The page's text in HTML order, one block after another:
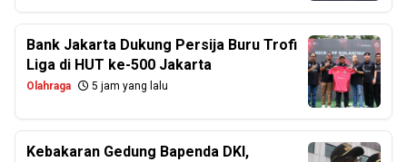
Bank Jakarta Dukung Persija Buru Trofi
Liga di HUT ke-500 Jakarta
Olahraga 5 jam yang lalu
Kebakaran Gedung Bapenda DKI,